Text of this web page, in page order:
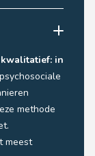
in
methode
meest